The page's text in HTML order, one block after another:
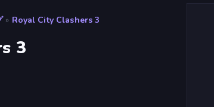
» Royal City Clashers 3
3